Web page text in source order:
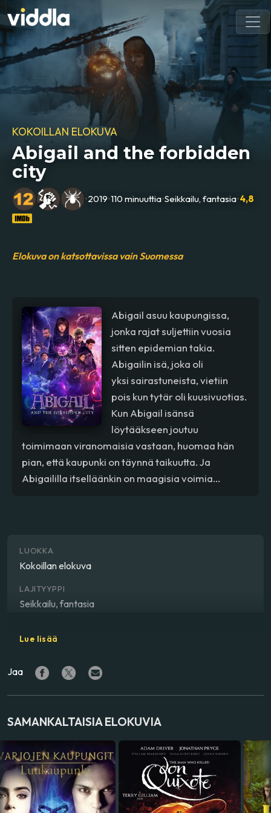
KOKOILLAN ELOKUVA
Abigail and the forbidden
city
•2019•110 minuuttia•Seikkailu, fantasia•4,8
Elokuva on katsottavissa vain Suomessa
Abigail asuu kaupungissa,
jonka rajat suljettiin vuosia
sitten epidemian takia.
Abigailin isä, joka oli
yksi sairastuneista, vietiin
pois kun tytär oli kuusivuotias.
Kun Abigail isänsä
löytääkseen joutuu
toimimaan viranomaisia vastaan, huomaa hän
pian, että kaupunki on täynnä taikuutta. Ja
Abigaililla itselläänkin on maagisia voimia...
LUOKKA
Kokoillan elokuva
LAJITYYPPI
Seikkailu, fantasia
Aleksandr Boguslavskiy
NÄYTTELIJÄ
Venäjä
ÄÄNIRAIDAT
englanti
Lue lisää
Jaa
SAMANKALTAISIA ELOKUVIA